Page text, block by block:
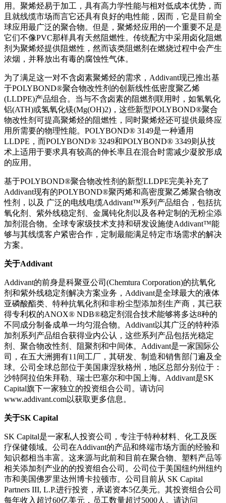
用。聚烯烃易于加工，具有高力学性能与相对低成本优势，而
且就线缆市场而言它还具有良好的电性能，因而，它是目前全
球应用最广泛的聚合物。但是，聚烯烃应用的一个重要不足是
它们不像PVC那样具有天然阻燃性。传统配方中采用卤化阻燃
剂为聚烯烃提供阻燃性，然而该类阻燃剂在燃烧过程中会产生
浓烟，并释放出有毒的腐蚀性气体。
为了满足这一对不含卤素聚烯烃的需求，Addivant现已推出基
于POLYBOND®聚合物改性剂的创新线性低密度聚乙烯
(LLDPE)产品组合。当与不含卤素的阻燃剂联用时，如氢氧化
铝(ATH)或氢氧化镁(Mg(OH)2)，这些新型POLYBOND®聚合
物改性剂可提高聚烯烃的阻燃性，同时聚烯烃还可提供最终应
用所需要的物理性能。POLYBOND® 3149是一种通用
LLDPE，而POLYBOND® 3249和POLYBOND® 3349则从技
术上适用于要求具有较高的伸长率且在混合时需减少凝胶形成
的应用。
基于POLYBOND®聚合物改性剂的新型LLDPE完美补充了
Addivant现有的POLYBOND®聚丙烯和高密度聚乙烯聚合物改
性剂，以及 广泛的电线电缆Addivant™系列产品组合，包括抗
氧化剂、紫外线稳定剂、金属钝化剂以及各种定制的无粉尘添
加剂混合物。全球专家级技术支持和研发设施使Addivant™能
够与其线缆客户紧密合作，定制最能满足特定市场需求的解决
方案。
关于Addivant
Addivant的前身是科聚亚公司(Chemtura Corporation)的抗氧化
剂和紫外线稳定剂解决方案业务，Addivant是全球最大的液体
亚磷酸酯类、特种抗氧化剂和非粉尘型添加剂生产商，其已获
得专利权的ANOX® NDB®稳定剂混合技术能够将多达8种的
不同成分制备成单一均匀混合物。Addivant以其广泛的特种添
加剂系列产品组合获得业内公认，这些系列产品包括光稳定
剂、聚合物改性剂、阻聚剂和中间体。Addivant是一家国际公
司，在五大洲拥有11间工厂，其研发、制造和销售部门遍及全
球。公司全球总部位于美国康涅狄格州，地区总部分别位于：
沙特阿拉伯朱拜勒、瑞士巴塞尔和中国上海。Addivant是SK
Capital旗下一家独立的投资组合公司。请访问
www.addivant.com以获取更多信息。
关于SK Capital
SK Capital是一家私人投资公司，专注于特种材料、化工及医
疗保健领域。公司在Addivant的产品和终端市场方面的经验和
知识都相当丰富。这来源与此前和目前在聚合物、塑料产品等
相关添加剂产业的的投资组合公司。公司位于美国纽约州纽约
市和美国佛罗里达州博卡拉顿市。公司目前从 SK Capital
Partners III, L.P.进行投资，承诺资本5亿美元。其投资组合公司
每年收入超过60亿美元，员工数量超过5000人。请访问